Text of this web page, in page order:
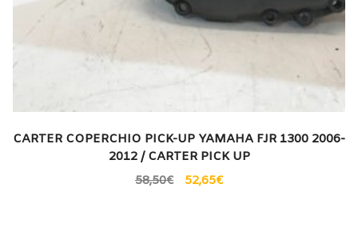
CARTER COPERCHIO PICK-UP YAMAHA FJR 1300 2006-
2012 / CARTER PICK UP
58,50€ 52,65€